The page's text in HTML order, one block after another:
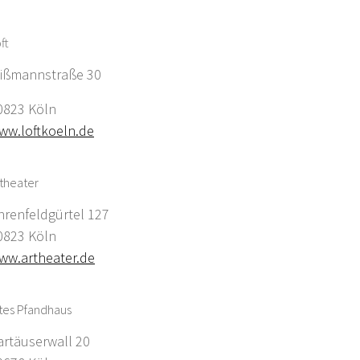
30
Köln
127
Köln
Pfandhaus
20